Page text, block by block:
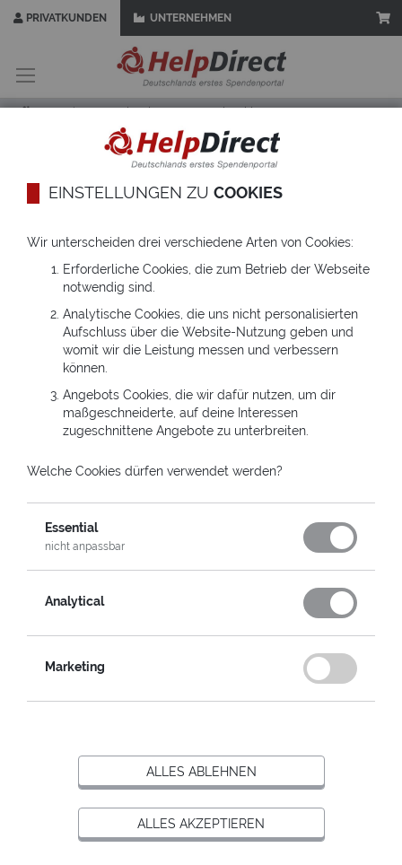
PRIVATKUNDEN UNTERNEHMEN
springen
Startseite Schenken
Geschenkkarte
HelpCard gestalten
1 2
Persönliche Beschriftung: noch 7 Zeichen
Textfarbe:
Bildgalerie
springen
Anfang
Bildgalerie
springen
HELPCARD -
AUSGEWÄHLTES MOTIV
EINSTELLUNGEN ZU COOKIES
Wir unterscheiden drei verschiedene Arten von Cookies:
Erforderliche Cookies, die zum Betrieb der Webseite
notwendig sind.
Analytische Cookies, die uns nicht personalisierten
Aufschluss über die Website-Nutzung geben und
womit wir die Leistung messen und verbessern
können.
Angebots Cookies, die wir dafür nutzen, um dir
maßgeschneiderte, auf deine Interessen
zugeschnittene Angebote zu unterbreiten.
Welche Cookies dürfen verwendet werden?
Essential
nicht anpassbar
Analytical
Marketing
ALLES ABLEHNEN
ALLES AKZEPTIEREN